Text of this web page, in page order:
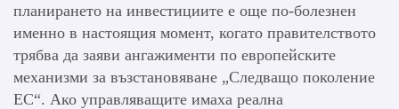
планирането на инвестициите е още по-болезнен
именно в настоящия момент, когато правителството
трябва да заяви ангажименти по европейските
механизми за възстановяване „Следващо поколение
ЕС“. Ако управляващите имаха реална